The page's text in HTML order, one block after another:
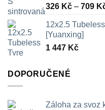
326 Kč – 709
12x2.5
[Yuanxing]
1 447 Kč
DOPORUČENÉ
Záloha za svoz